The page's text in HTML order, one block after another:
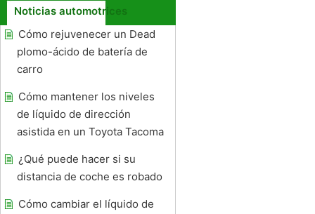
Noticias automotrices
Cómo rejuvenecer un Dead
plomo-ácido de batería de
carro
Cómo mantener los niveles
de líquido de dirección
asistida en un Toyota Tacoma
¿Qué puede hacer si su
distancia de coche es robado
Cómo cambiar el líquido de